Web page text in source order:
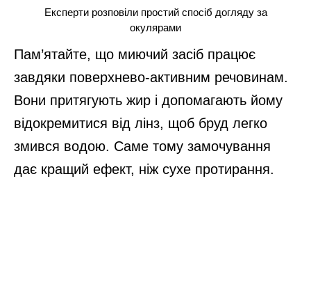
Експерти розповіли простий спосіб догляду за
окулярами
Пам’ятайте, що миючий засіб працює
завдяки поверхнево-активним речовинам.
Вони притягують жир і допомагають йому
відокремитися від лінз, щоб бруд легко
змився водою. Саме тому замочування
дає кращий ефект, ніж сухе протирання.